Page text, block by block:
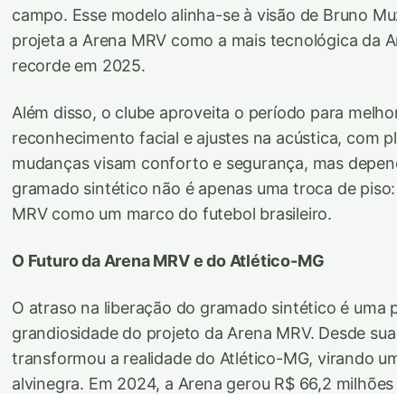
campo. Esse modelo alinha-se à visão de Bruno
projeta a Arena MRV como a mais tecnológica da
recorde em 2025.
Além disso, o clube aproveita o período para
reconhecimento facial e ajustes na acústica, com
mudanças visam conforto e segurança, mas
gramado sintético não é apenas uma troca de
MRV como um marco do futebol brasileiro.
O Futuro da Arena MRV e do Atlético-MG
O atraso na liberação do gramado sintético é uma
grandiosidade do projeto da Arena MRV. Desde
transformou a realidade do Atlético-MG, virando
alvinegra. Em 2024, a Arena gerou R$ 66,2